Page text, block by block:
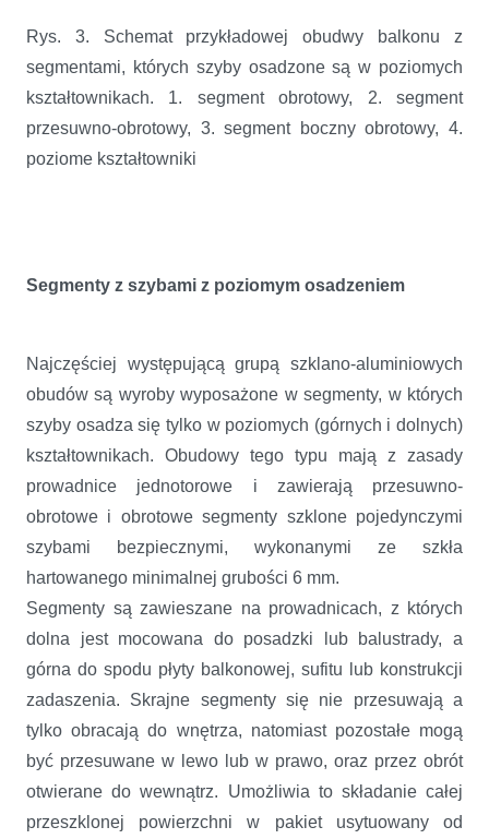
Rys. 3. Schemat przykładowej obudwy balkonu z
segmentami, których szyby osadzone są w poziomych
kształtownikach. 1. segment obrotowy, 2. segment
przesuwno-obrotowy, 3. segment boczny obrotowy, 4.
poziome kształtowniki
Segmenty z szybami z poziomym osadzeniem
Najczęściej występującą grupą szklano-aluminiowych
obudów są wyroby wyposażone w segmenty, w których
szyby osadza się tylko w poziomych (górnych i dolnych)
kształtownikach. Obudowy tego typu mają z zasady
prowadnice jednotorowe i zawierają przesuwno-
obrotowe i obrotowe segmenty szklone pojedynczymi
szybami bezpiecznymi, wykonanymi ze szkła
hartowanego minimalnej grubości 6 mm.
Segmenty są zawieszane na prowadnicach, z których
dolna jest mocowana do posadzki lub balustrady, a
górna do spodu płyty balkonowej, sufitu lub konstrukcji
zadaszenia. Skrajne segmenty się nie przesuwają a
tylko obracają do wnętrza, natomiast pozostałe mogą
być przesuwane w lewo lub w prawo, oraz przez obrót
otwierane do wewnątrz. Umożliwia to składanie całej
przeszklonej powierzchni w pakiet usytuowany od